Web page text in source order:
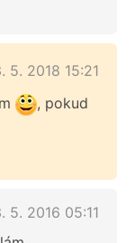
5. 2018 15:21
, pokud
5. 2016 05:11